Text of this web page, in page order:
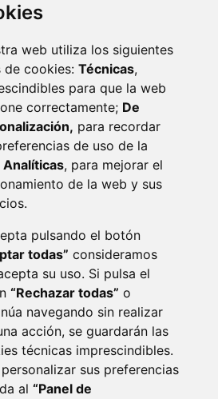
web utiliza los siguientes
de cookies: Técnicas,
para que la web
correctamente; De
para recordar
de uso de la
Analíticas, para mejorar el
de la web y sus
pulsando el botón
todas” consideramos
su uso. Si pulsa el
“Rechazar todas” o
navegando sin realizar
acción, se guardarán las
técnicas imprescindibles.
personalizar sus preferencias
al “Panel de
MONZÓN - ARAGÓN (ESPAÑA)
974 400 700 ·
monzon.es
LEGAL
DE DATOS
DE COOKIES
ENLACE EXTERNO AL